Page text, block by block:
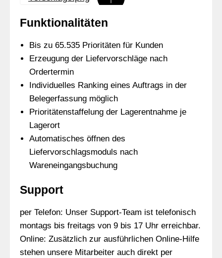
Funktionalitäten
Bis zu 65.535 Prioritäten für Kunden
Erzeugung der Liefervorschläge nach
Ordertermin
Individuelles Ranking eines Auftrags in der
Belegerfassung möglich
Prioritätenstaffelung der Lagerentnahme je
Lagerort
Automatisches öffnen des
Liefervorschlagsmoduls nach
Wareneingangsbuchung
Support
per Telefon: Unser Support-Team ist telefonisch
montags bis freitags von 9 bis 17 Uhr erreichbar.
Online: Zusätzlich zur ausführlichen Online-Hilfe
stehen unsere Mitarbeiter auch direkt per